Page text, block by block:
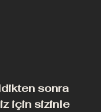
sonra
için sizinle